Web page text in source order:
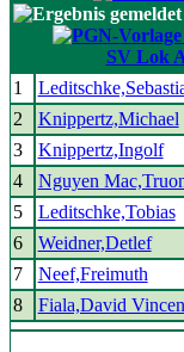
SV Lok
1
2
Knippertz,Michael
3
Knippertz,Ingolf
4
Nguyen
5
Leditschke,Tobias
6
Weidner,Detlef
7
Neef,Freimuth
8
Fiala,David